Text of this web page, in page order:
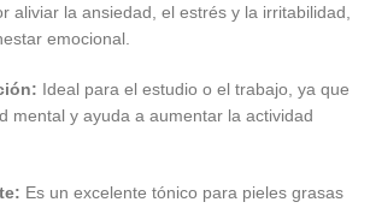
aliviar la ansiedad, el estrés y la irritabilidad,
emocional.
Ideal para el estudio o el trabajo, ya que
mental y ayuda a aumentar la actividad
Es un excelente tónico para pieles grasas